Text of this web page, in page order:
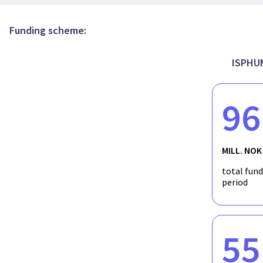
utsmykkingssak for Wergelands hus
Funding scheme:
MILL. NOK
total
period
55